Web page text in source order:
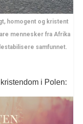
homogent og kristent
mennesker fra Afrika
samfunnet.
i Polen: